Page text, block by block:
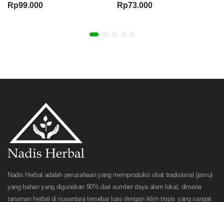
Rp99.000 Rp73.000
Nadis Herbal adalah perusahaan yang memproduksi obat tradisional (jamu)
yang bahan yang digunakan 90% dari sumber daya alam lokal, dimana
tanaman herbal di nusantara tersebar luas dengan iklim tropis yang sangat